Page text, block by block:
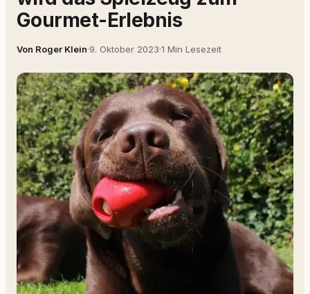
Gourmet-Erlebnis
Von Roger Klein·9. Oktober 2023·1 Min Lesezeit